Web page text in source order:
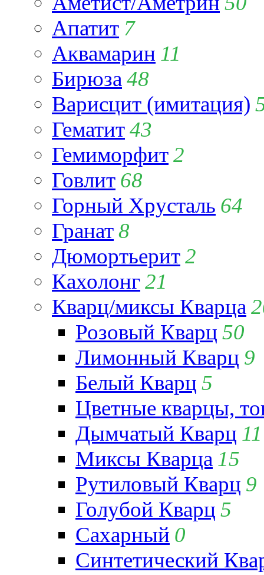
Апатит 7
Аквамарин 11
Бирюза 48
Варисцит (имитация)
Гематит43
Гемиморфит2
Говлит 68
Горный Хрусталь 64
Гранат8
Дюмортьерит2
Кахолонг21
Кварц/миксы Кварца
Розовый Кварц 50
Лимонный Кварц 9
Белый Кварц 5
Цветные кварцы,
Дымчатый Кварц 11
Миксы Кварца 15
Рутиловый Кварц 9
Голубой Кварц 5
Сахарный 0
Синтетический